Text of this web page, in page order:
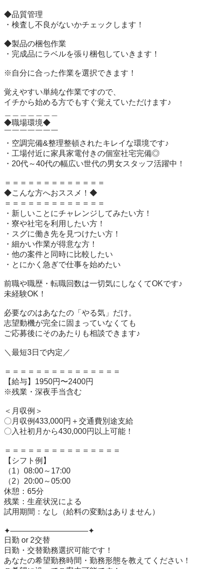
◆品質管理
・検査し不良がないかチェックします！
◆製品の梱包作業
・完成品にラベルを張り梱包していきます！
※自分に合った作業を選択できます！
覚えやすい単純な作業ですので、
イチから始める方でもすぐ覚えていただけます♪
◆職場環境◆
￣￣￣￣￣￣￣
・空調完備&整理整頓されたキレイな環境です♪
・工場付近に家具家電付きの個室社宅完備◎
・20代～40代の幅広い世代の男女スタッフ活躍中！
＝＝＝＝＝＝＝＝＝＝＝＝＝
◆こんな方へおススメ！◆
＝＝＝＝＝＝＝＝＝＝＝＝＝
・新しいことにチャレンジしてみたい方！
・寮や社宅を利用したい方！
・スグに働き先を見つけたい方！
・細かい作業が得意な方！
・他の案件と同時に比較したい
・とにかく急ぎで仕事を始めたい
前職や職歴・転職回数は一切気にしなくてOKです♪
未経験OK！
必要なのはあなたの「やる気」だけ。
志望動機が完全に固まっていなくても
ご応募後にそのあたりも相談できます♪
＼最短3日で内定／
＝＝＝＝＝＝＝＝＝＝＝＝＝＝＝
【給与】1950円〜2400円
※残業・深夜手当含む
＜月収例＞
〇月収例433,000円＋交通費別途支給
〇入社初月から430,000円以上可能！
＝＝＝＝＝＝＝＝＝＝＝＝＝＝＝
【シフト例】
（1）08:00～17:00
（2）20:00～05:00
休憩：65分
残業：生産状況による
試用期間：なし（給料の変動はありません）
✦——————————✦
日勤 or 2交替
日勤・交替勤務選択可能です！
あなたの希望勤務時間・勤務形態を教えてください！